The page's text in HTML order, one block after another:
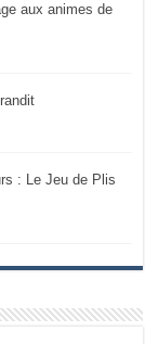
aux animes de
: Le Jeu de Plis